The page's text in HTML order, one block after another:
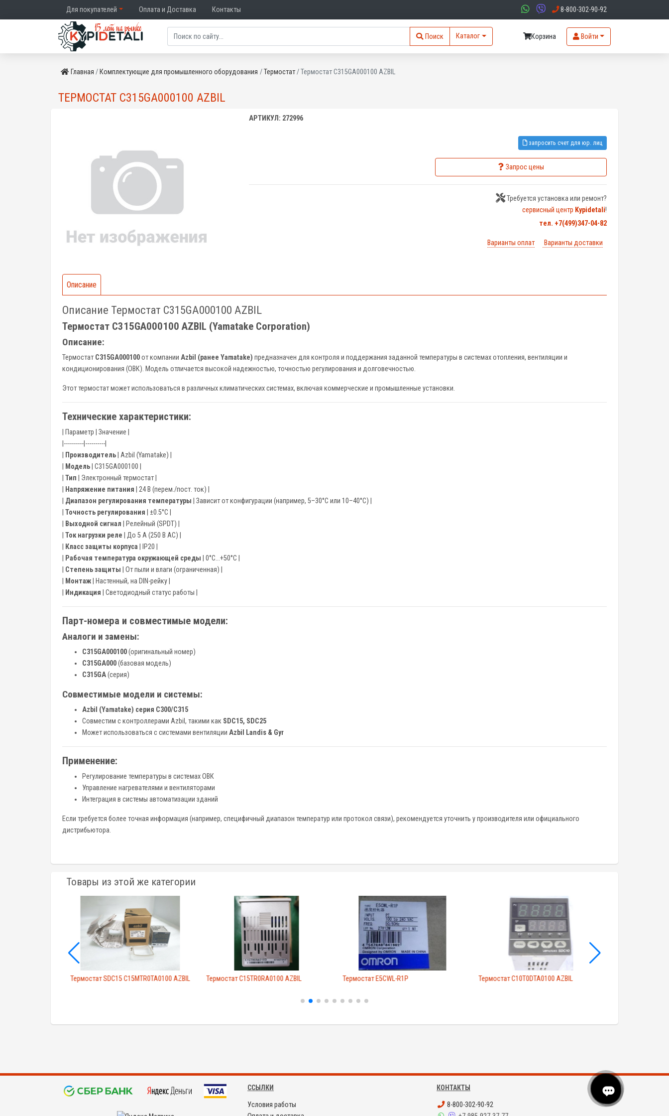
Для покупателей Оплата и Доставка Контакты 8-800-302-90-92
Поиск Каталог Корзина Войти
Главная Комплектующие для промышленного оборудования Термостат Термостат C315GA000100 AZBIL
ТЕРМОСТАТ C315GA000100 AZBIL
АРТИКУЛ: 272996
запросить счет для юр. лиц
Запрос цены
Требуется установка или ремонт?
сервисный центр Kypidetali!
тел. +7(499)347-04-82
Варианты оплат Варианты доставки
Описание
Описание Термостат C315GA000100 AZBIL
Термостат C315GA000100 AZBIL (Yamatake Corporation)
Описание:
Термостат C315GA000100от компании Azbil (ранее Yamatake) предназначен для контроля и поддержания заданной температуры в системах отопления, вентиляции и
кондиционирования (ОВК). Модель отличается высокой надежностью, точностью регулирования и долговечностью.
Этот термостат может использоваться в различных климатических системах, включая коммерческие и промышленные установки.
Технические характеристики:
| Параметр | Значение |
|----------|----------|
Производитель | Azbil (Yamatake) |
Модель | C315GA000100 |
Тип | Электронный термостат |
Напряжение питания | 24 В (перем./пост. ток) |
Диапазон регулирования температуры | Зависит от конфигурации (например, 5–30°C или 10–40°C) |
Точность регулирования | ±0.5°C |
Выходной сигнал | Релейный (SPDT) |
Ток нагрузки реле | До 5 А (250 В AC) |
Класс защиты корпуса | IP20 |
Рабочая температура окружающей среды | 0°C…+50°C |
Степень защиты | От пыли и влаги (ограниченная) |
Монтаж | Настенный, на DIN-рейку |
Индикация | Светодиодный статус работы |
Парт-номера и совместимые модели:
Аналоги и замены:
C315GA000100(оригинальный номер)
C315GA000(базовая модель)
C315GA(серия)
Совместимые модели и системы:
Azbil (Yamatake) серия C300/C315
Совместим с контроллерами Azbil, такими как SDC15, SDC25
Может использоваться с системами вентиляции Azbil Landis & Gyr
Применение:
Регулирование температуры в системах ОВК
Управление нагревателями и вентиляторами
Интеграция в системы автоматизации зданий
Если требуется более точная информация (например, специфичный диапазон температур или протокол связи), рекомендуется уточнить у производителя или официального
дистрибьютора.
Товары из этой же категории
Термостат SDC15 C15MTR0TA0100 AZBIL Термостат C15TR0RA0100 AZBIL Термостат E5CWL-R1P Термостат C10T0DTA0100 AZBIL
ССЫЛКИ
Условия работы
КОНТАКТЫ
8-800-302-90-92